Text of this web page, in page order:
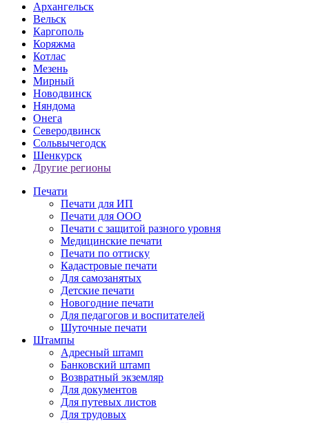
Архангельск
Вельск
Каргополь
Коряжма
Котлас
Мезень
Мирный
Новодвинск
Няндома
Онега
Северодвинск
Сольвычегодск
Шенкурск
Другие регионы
Печати
Печати для ИП
Печати для ООО
Печати с защитой разного уровня
Медицинские печати
Печати по оттиску
Кадастровые печати
Для самозанятых
Детские печати
Новогодние печати
Для педагогов и воспитателей
Шуточные печати
Штампы
Адресный штамп
Банковский штамп
Возвратный экземляр
Для документов
Для путевых листов
Для трудовых